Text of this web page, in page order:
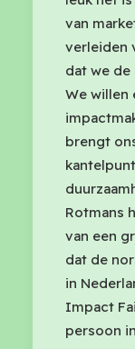
van
verleiden
dat we de
We willen
brengt
Rotmans
van een
dat de
in
Impact
persoon